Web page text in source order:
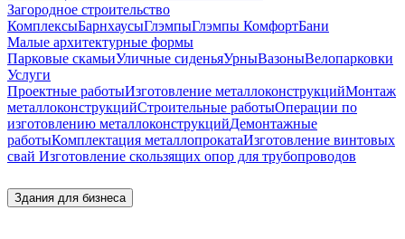
Загородное строительство
КомплексыБарнхаусыГлэмпыГлэмпы КомфортБани
Малые архитектурные формы
Парковые скамьиУличные сиденьяУрныВазоныВелопарковки
Услуги
Проектные работыИзготовление металлоконструкцийМонтаж
металлоконструкцийСтроительные работыОперации по
изготовлению металлоконструкцийДемонтажные
работыКомплектация металлопрокатаИзготовление винтовых
свай Изготовление скользящих опор для трубопроводов
Здания для бизнеса